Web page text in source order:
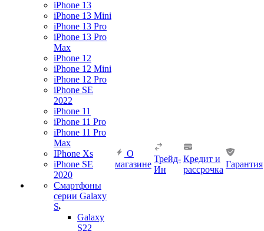
iPhone 13
iPhone 13 Mini
iPhone 13 Pro
iPhone 13 Pro
Max
iPhone 12
iPhone 12 Mini
iPhone 12 Pro
iPhone SE
2022
iPhone 11
iPhone 11 Pro
iPhone 11 Pro
Max
IPhone Xs
iPhone SE
2020
Смартфоны
серии Galaxy
S
Galaxy
S22
О
магазине
Трейд-
Ин
Кредит и
рассрочка
Гарантия